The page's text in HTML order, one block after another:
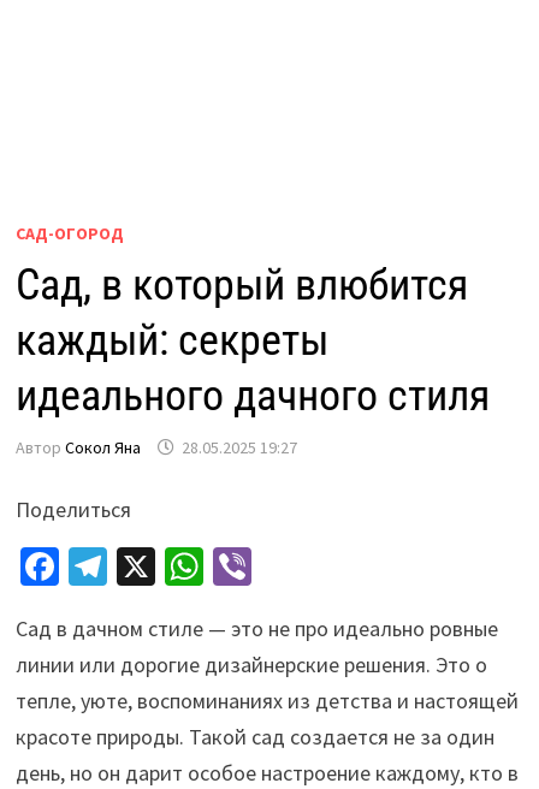
САД-ОГОРОД
Сад, в который влюбится
каждый: секреты
идеального дачного стиля
Автор Сокол Яна 28.05.2025 19:27
Поделиться
Fa
b
o
o
k
Te
gr
a
m
X W
at
sA
p
p
Vi
er
Сад в дачном стиле — это не про идеально ровные
линии или дорогие дизайнерские решения. Это о
тепле, уюте, воспоминаниях из детства и настоящей
красоте природы. Такой сад создается не за один
день, но он дарит особое настроение каждому, кто в